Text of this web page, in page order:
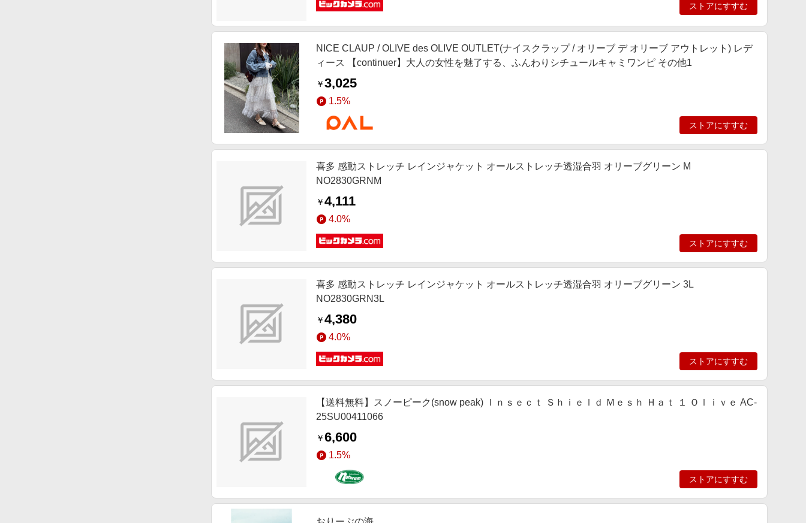
ストアにすすむ
NICE CLAUP / OLIVE des OLIVE OUTLET(ナイスクラップ / オリーブ デ オリーブ アウトレット) レデ
ィース 【continuer】大人の女性を魅了する、ふんわりシチュールキャミワンピ その他1
￥3,025
1.5%
ストアにすすむ
喜多 感動ストレッチ レインジャケット オールストレッチ透湿合羽 オリーブグリーン M
NO2830GRNM
￥4,111
4.0%
ストアにすすむ
喜多 感動ストレッチ レインジャケット オールストレッチ透湿合羽 オリーブグリーン 3L
NO2830GRN3L
￥4,380
4.0%
ストアにすすむ
【送料無料】スノーピーク(snow peak) Ｉｎｓｅｃｔ Ｓｈｉｅｌｄ Ｍｅｓｈ Ｈａｔ １ Ｏｌｉｖｅ AC-
25SU00411066
￥6,600
1.5%
ストアにすすむ